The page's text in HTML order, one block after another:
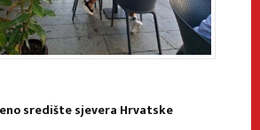
središte sjevera Hrvatske